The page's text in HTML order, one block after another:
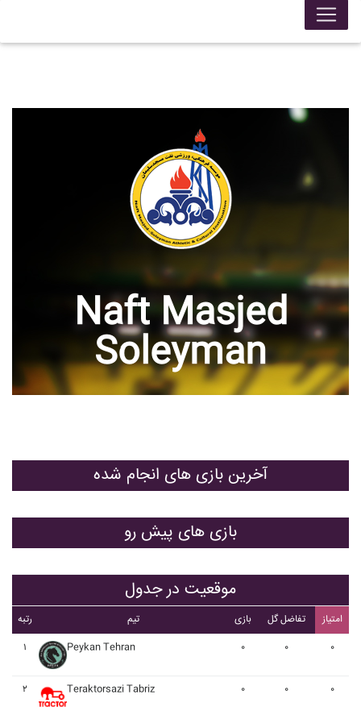
Naft Masjed
Soleyman
آخرین بازی های انجام شده
بازی های پیش رو
موقعیت در جدول
رتبه تیم بازی تفاضل گل
امتیاز
۱
Peykan Tehran ۰ ۰ ۰
۲ Teraktorsazi Tabriz ۰ ۰ ۰